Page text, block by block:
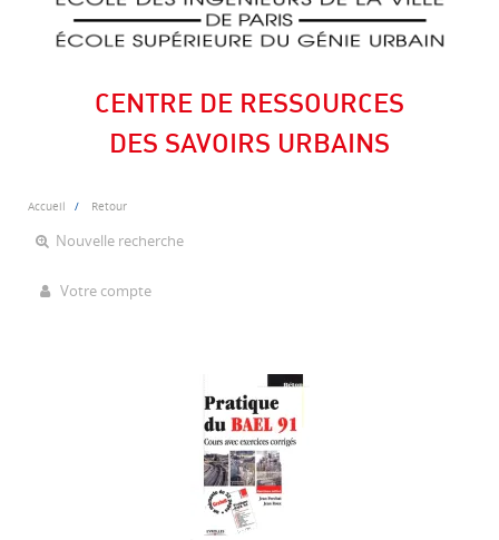
CENTRE DE RESSOURCES
DES SAVOIRS URBAINS
Accueil Retour
Nouvelle recherche
Votre compte